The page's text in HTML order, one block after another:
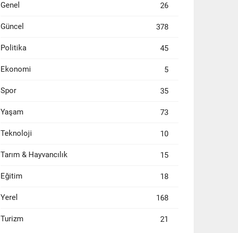
Genel 26
Güncel 378
Politika 45
Ekonomi 5
Spor 35
Yaşam 73
Teknoloji 10
Tarım & Hayvancılık 15
Eğitim 18
Yerel 168
Turizm 21